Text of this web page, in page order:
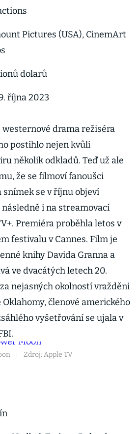
Pictures (USA), CinemArt
dolarů
října 2023
westernové drama režiséra
postihlo nejen kvůli
několik odkladů. Teď už ale
že se filmoví fanoušci
snímek se v říjnu objeví
i na streamovací
Premiéra proběhla letos v
festivalu v Cannes. Film je
knihy Davida Granna a
ve dvacátých letech 20.
nejasných okolností vražděni
členové amerického
vyšetřování se ujala v
Zdroj: Apple TV